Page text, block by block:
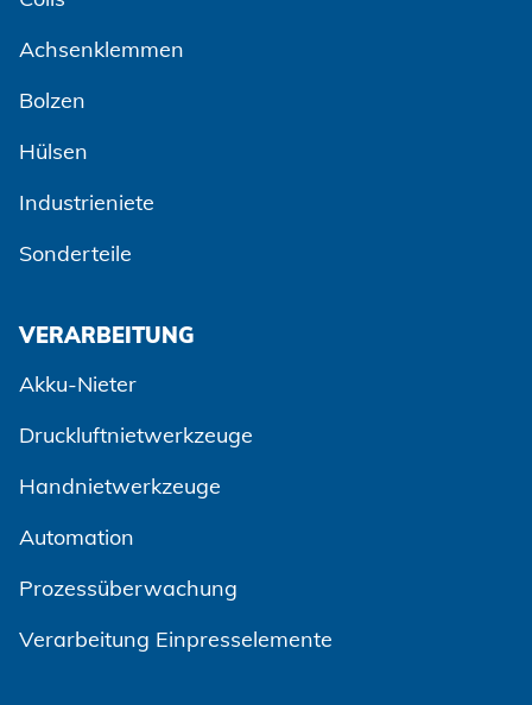
Achsenklemmen
Bolzen
Hülsen
Industrieniete
Sonderteile
VERARBEITUNG
Akku-Nieter
Druckluftnietwerkzeuge
Handnietwerkzeuge
Automation
Prozessüberwachung
Verarbeitung Einpresselemente